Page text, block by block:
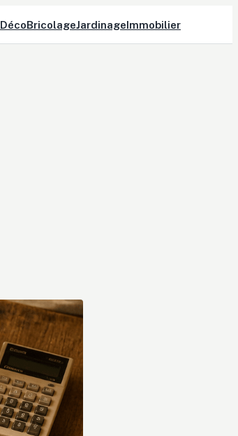
DécoBricolageJardinageImmobilier